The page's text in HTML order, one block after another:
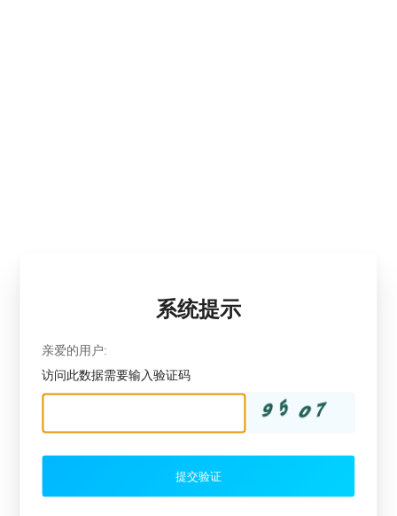
系统提示
亲爱的用户:
访问此数据需要输入验证码